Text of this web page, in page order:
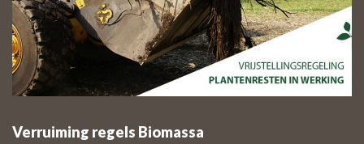
Verruiming regels Biomassa